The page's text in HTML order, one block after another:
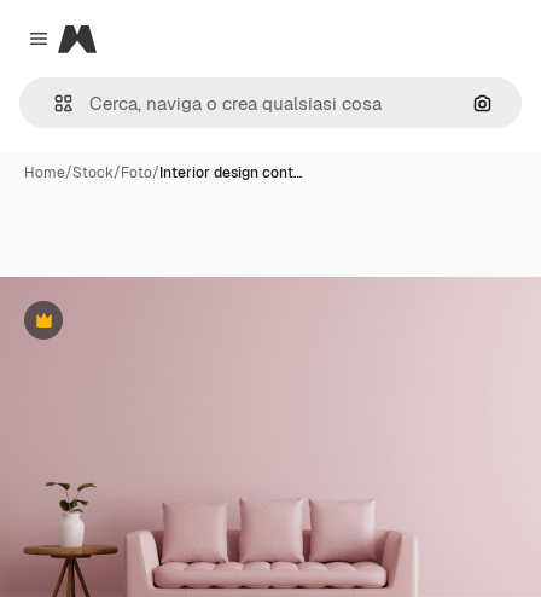
Close menu
Magnific
Cerca
Home/Stock/Foto/Interior design cont…
Premium